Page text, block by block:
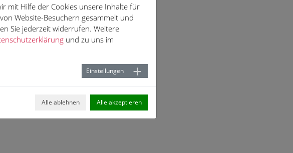
mit Hilfe der Cookies unsere Inhalte für
Website-Besuchern gesammelt und
Sie jederzeit widerrufen. Weitere
und zu uns im
Einstellungen
Alle ablehnen Alle akzeptieren